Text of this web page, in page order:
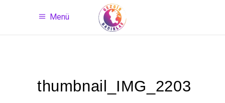
Menü
thumbnail_IMG_2203